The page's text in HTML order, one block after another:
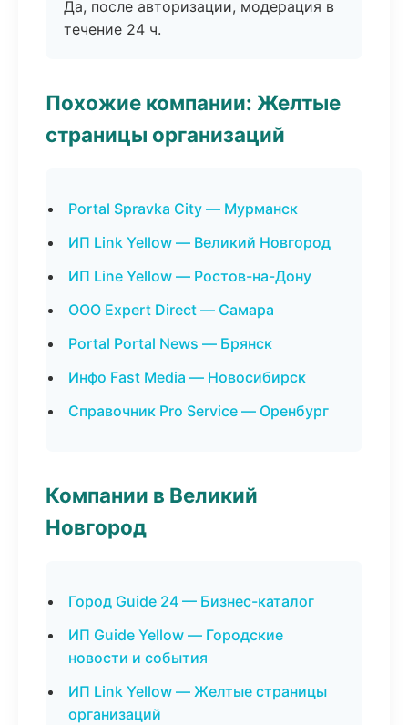
Да, после авторизации, модерация в
течение 24 ч.
Похожие компании: Желтые
страницы организаций
Portal Spravka City — Мурманск
ИП Link Yellow — Великий Новгород
ИП Line Yellow — Ростов-на-Дону
ООО Expert Direct — Самара
Portal Portal News — Брянск
Инфо Fast Media — Новосибирск
Справочник Pro Service — Оренбург
Компании в Великий
Новгород
Город Guide 24 — Бизнес-каталог
ИП Guide Yellow — Городские
новости и события
ИП Link Yellow — Желтые страницы
организаций